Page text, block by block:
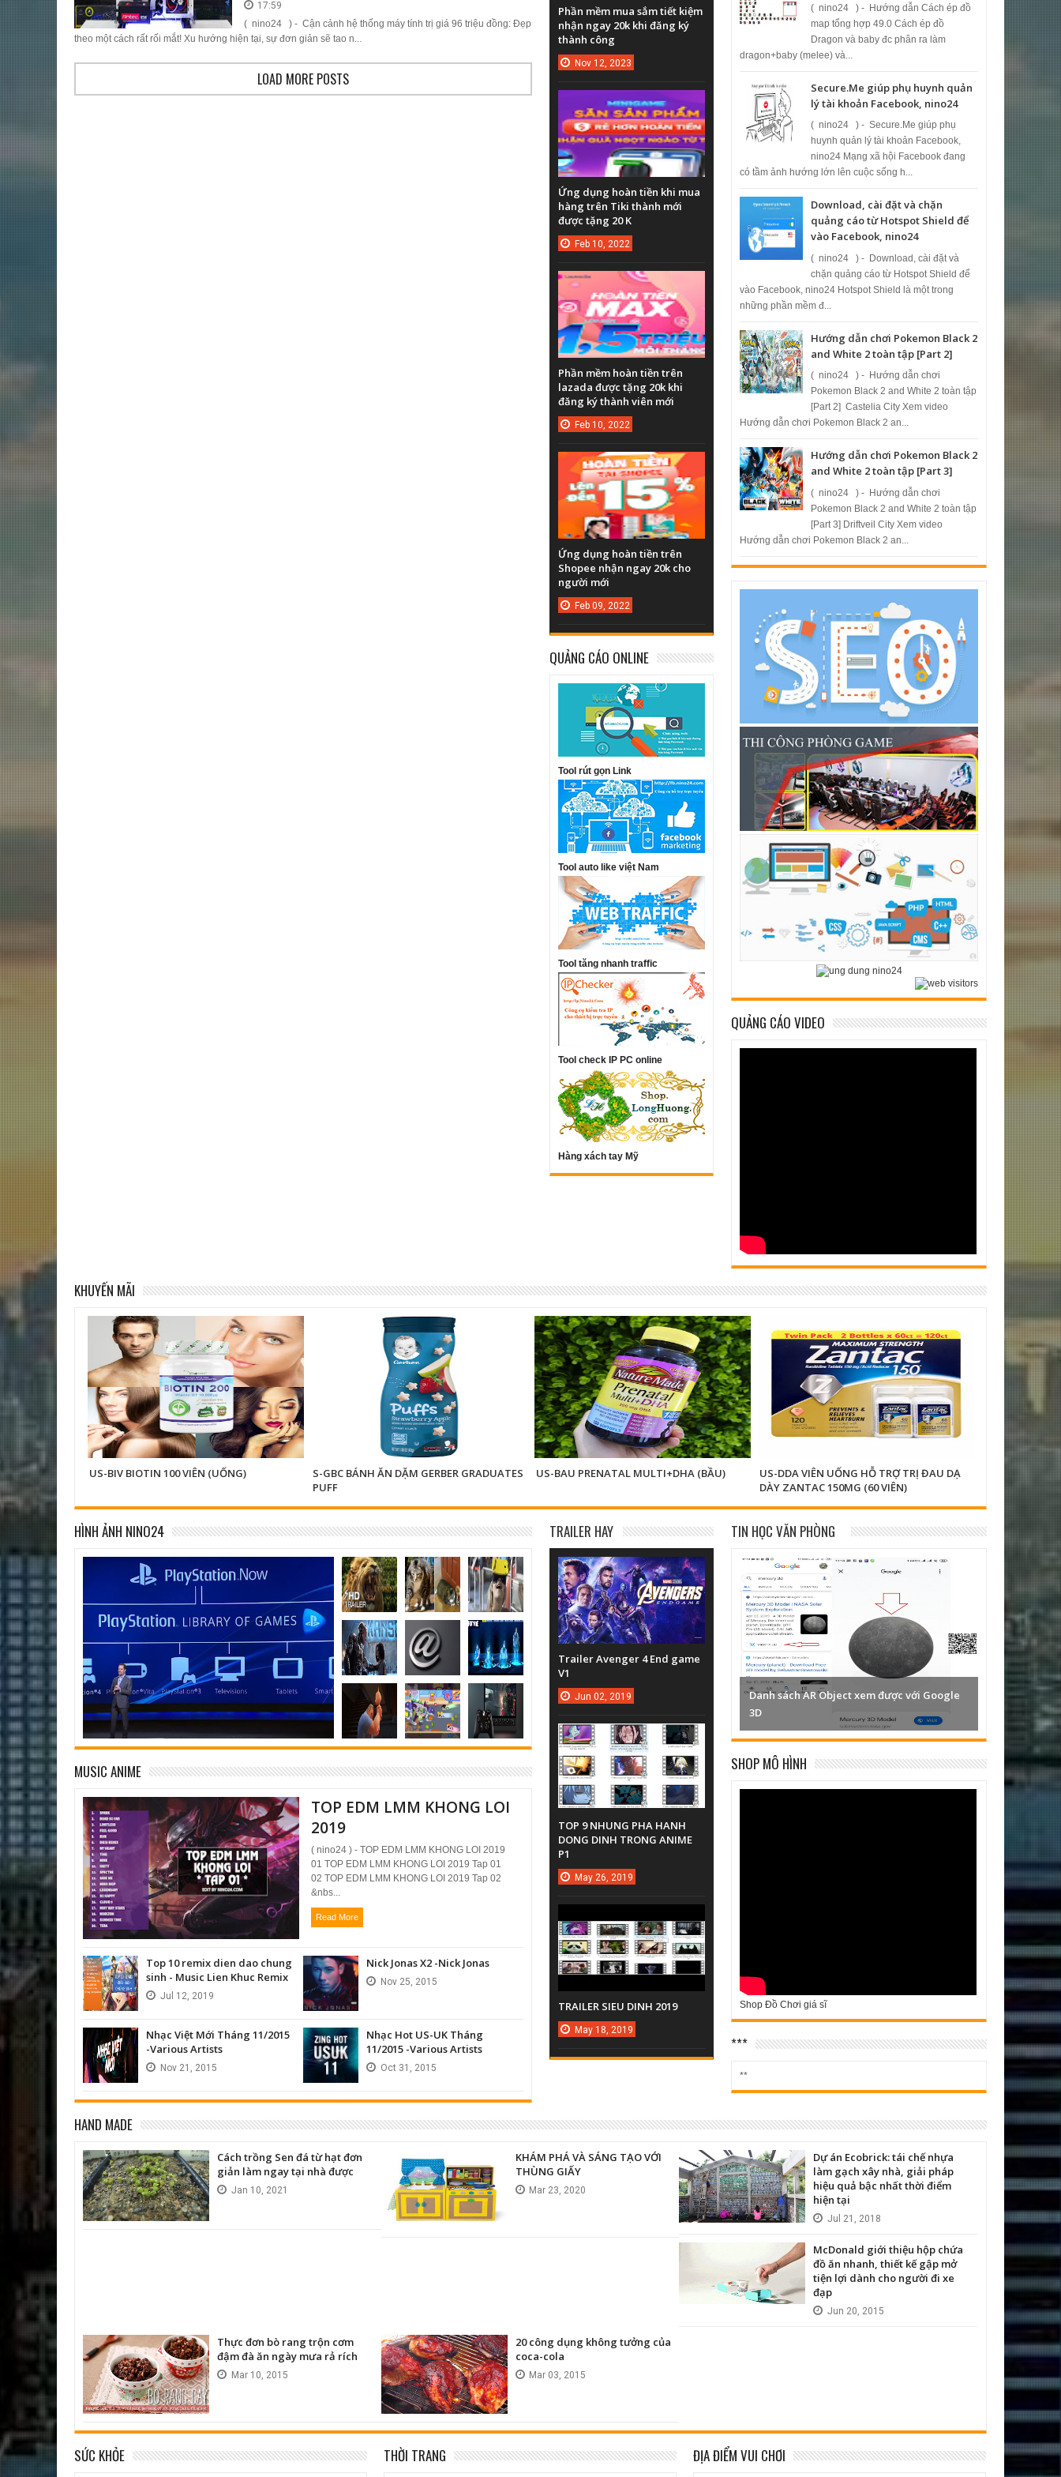
17:59
( nino24 ) - Cận cảnh hệ thống máy tính trị giá 96 triệu đồng: Đẹp
theo một cách rất rối mắt! Xu hướng hiện tại, sự đơn giản sẽ tao n...
LOAD MORE POSTS
( nino24 ) - Hướng dẫn Cách ép đồ
map tổng hợp 49.0 Cách ép đồ ​
Dragon và baby đc phân ra làm
dragon+baby (melee) và...
Secure.Me giúp phụ huynh quản
lý tài khoản Facebook, nino24
( nino24 ) - Secure.Me giúp phụ
huynh quản lý tài khoản Facebook,
nino24 Mạng xã hội Facebook đang
có tầm ảnh hướng lớn lên cuộc sống h...
Download, cài đặt và chặn
quảng cáo từ Hotspot Shield để
vào Facebook, nino24
( nino24 ) - Download, cài đặt và
chặn quảng cáo từ Hotspot Shield để
vào Facebook, nino24 Hotspot Shield là một trong
những phần mềm đ...
Hướng dẫn chơi Pokemon Black 2
and White 2 toàn tập [Part 2]
( nino24 ) - Hướng dẫn chơi
Pokemon Black 2 and White 2 toàn tập
[Part 2] Castelia City Xem video
Hướng dẫn chơi Pokemon Black 2 an...
Hướng dẫn chơi Pokemon Black 2
and White 2 toàn tập [Part 3]
( nino24 ) - Hướng dẫn chơi
Pokemon Black 2 and White 2 toàn tập
[Part 3] Driftveil City Xem video
Hướng dẫn chơi Pokemon Black 2 an...
QUẢNG CÁO VIDEO
Phần mềm mua sắm tiết kiệm
nhận ngay 20k khi đăng ký
thành công
Nov 12, 2023
Ứng dụng hoàn tiền khi mua
hàng trên Tiki thành mới
được tặng 20 K
Feb 10, 2022
Phần mềm hoàn tiền trên
lazada được tặng 20k khi
đăng ký thành viên mới
Feb 10, 2022
Ứng dụng hoàn tiền trên
Shopee nhận ngay 20k cho
người mới
Feb 09, 2022
QUẢNG CÁO ONLINE
Tool rút gọn Link
Tool auto like việt Nam
Tool tăng nhanh traffic
Tool check IP PC online
Hàng xách tay Mỹ
KHUYẾN MÃI
US-BIV BIOTIN 100 VIÊN (UỐNG)
S-GBC BÁNH ĂN DẶM GERBER GRADUATES
PUFF
US-BAU PRENATAL MULTI+DHA (BẦU)
US-DDA VIÊN UỐNG HỖ TRỢ TRỊ ĐAU DẠ
DÀY ZANTAC 150MG (60 VIÊN)
US-DC4 FISH
VIÊN)
HÌNH ẢNH NINO24
MUSIC ANIME
TOP EDM LMM KHONG LOI
2019
( nino24 ) - TOP EDM LMM KHONG LOI 2019
01 TOP EDM LMM KHONG LOI 2019 Tap 01
02 TOP EDM LMM KHONG LOI 2019 Tap 02
&nbs...
Read More
Top 10 remix dien dao chung
sinh - Music Lien Khuc Remix
Jul 12, 2019
Nick Jonas X2 -Nick Jonas
Nov 25, 2015
Nhạc Việt Mới Tháng 11/2015
-Various Artists
Nov 21, 2015
Nhạc Hot US-UK Tháng
11/2015 -Various Artists
Oct 31, 2015
TIN HỌC VĂN PHÒNG
Danh sách AR Object xem được với Google
3D
SHOP MÔ HÌNH
Shop Đồ Chơi giá sĩ
***
**
TRAILER HAY
Trailer Avenger 4 End game
V1
Jun 02, 2019
TOP 9 NHUNG PHA HANH
DONG DINH TRONG ANIME
P1
May 26, 2019
TRAILER SIEU DINH 2019
May 18, 2019
HAND MADE
Cách trồng Sen đá từ hạt đơn
giản làm ngay tại nhà được
Jan 10, 2021
KHÁM PHÁ VÀ SÁNG TẠO VỚI
THÙNG GIẤY
Mar 23, 2020
Dự án Ecobrick: tái chế nhựa
làm gạch xây nhà, giải pháp
hiệu quả bậc nhất thời điểm
hiện tại
Jul 21, 2018
McDonald giới thiệu hộp chứa
đồ ăn nhanh, thiết kế gập mở
tiện lợi dành cho người đi xe
đạp
Jun 20, 2015
Thực đơn bò rang trộn cơm
đậm đà ăn ngày mưa rả rích
Mar 10, 2015
20 công dụng không tưởng của
coca-cola
Mar 03, 2015
SỨC KHỎE THỜI TRANG ĐỊA ĐIỂM VUI CHƠI